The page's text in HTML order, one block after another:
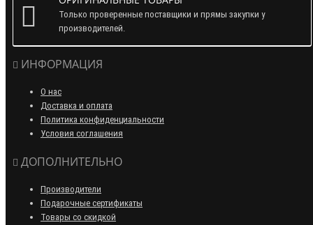
Только проверенные поставщики и прямы закупки у
производителей.
ИНФОРМАЦИЯ
О нас
Доставка и оплата
Политика конфиденциальности
Условия соглашения
ДОПОЛНИТЕЛЬНО
Производители
Подарочные сертификаты
Товары со скидкой